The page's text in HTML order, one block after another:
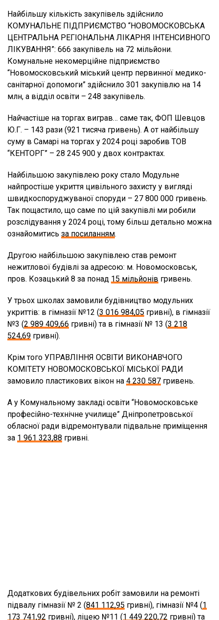
Найбільшу кількість закупівель здійснило
КОМУНАЛЬНЕ ПІДПРИЄМСТВО “НОВОМОСКОВСЬКА
ЦЕНТРАЛЬНА РЕГІОНАЛЬНА ЛІКАРНЯ ІНТЕНСИВНОГО
ЛІКУВАННЯ”: 666 закупівель на 72 мільйони.
Комунальне некомерційне підприємство
“Новомосковський міський центр первинної медико-
санітарної допомоги” здійснило 301 закупівлю на 14
млн, а відділ освіти – 248 закупівель.
Найчастіше на торгах виграв… саме так, ФОП Шевцов
Ю.Г. – 143 рази (921 тисяча гривень). А от найбільшу
суму в Самарі на торгах у 2024 році заробив ТОВ
“КЕНТОРГ” – 28 245 900 у двох контрактах.
Найбільшою закупівлею року стало Модульне
найпростіше укриття цивільного захисту у вигляді
швидкоспоруджуваної споруди – 27 800 000 гривень.
Так пощастило, що саме по цій закупівлі ми робили
розслідування у 2024 році, тому більш детально можна
ознайомитись за посиланням.
Другою найбільшою закупівлею став ремонт
нежитлової будівлі за адресою: м. Новомосковськ,
пров. Козацький 8 за понад 15 мільйонів гривень.
У трьох школах замовили будівництво модульних
укриттів: в гімназії №12 (3 016 984,05 гривні), в гімназії
№3 (2 989 409,66 гривні) та в гімназії № 13 (3 218
524,69 гривні).
Крім того УПРАВЛІННЯ ОСВІТИ ВИКОНАВЧОГО
КОМІТЕТУ НОВОМОСКОВСЬКОЇ МІСЬКОЇ РАДИ
замовило пластикових вікон на 4 230 587 гривень.
А у Комунальному закладі освіти “Новомосковське
професійно-технічне училище” Дніпропетровської
обласної ради відремонтували підвальне приміщення
за 1 961 323,88 гривні.
Додаткових будівельних робіт замовили на ремонті
підвалу гімназії № 2 (841 112,95 гривні), гімназії №4 (1
173 741,92 гривні), ліцею №11 (1 449 220,72 гривні) та